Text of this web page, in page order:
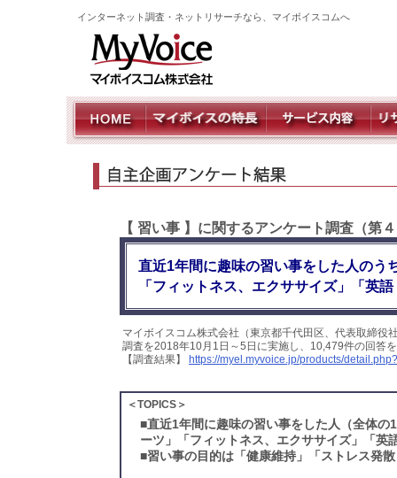
インターネット調査・ネットリサーチなら、マイボイスコムへ
【 習い事 】に関するアンケート調査（第
直近1年間に趣味の習い事をした人のう
「フィットネス、エクササイズ」「英
マイボイスコム株式会社（東京都千代田区、代表取締役
調査を2018年10月1日～5日に実施し、10,479件の回答
【調査結果】
https://myel.myvoice.jp/products/
＜TOPICS＞
■直近1年間に趣味の習い事をした人（全体
ーツ」「フィットネス、エクササイズ」「英
■習い事の目的は「健康維持」「ストレス発